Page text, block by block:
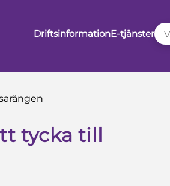
DriftsinformationE-tjänster
tycka till